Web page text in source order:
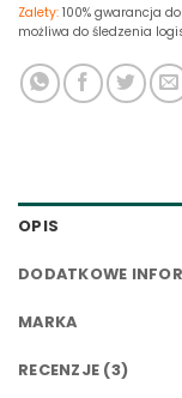
Zalety: 100% gwarancja
możliwa do śledzenia
OPIS
DODATKOWE
MARKA
RECENZJE (3)